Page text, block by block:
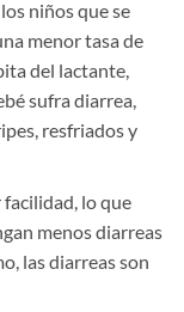
niños que se
menor tasa de
del lactante,
sufra diarrea,
resfriados y
facilidad, lo que
menos diarreas
las diarreas son